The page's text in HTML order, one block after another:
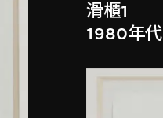
滑櫃1
1980年代